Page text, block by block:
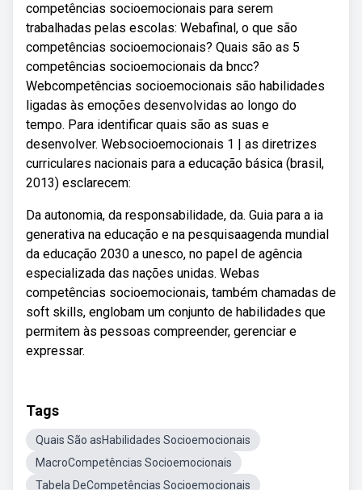
competências socioemocionais para serem
trabalhadas pelas escolas: Webafinal, o que são
competências socioemocionais? Quais são as 5
competências socioemocionais da bncc?
Webcompetências socioemocionais são habilidades
ligadas às emoções desenvolvidas ao longo do
tempo. Para identificar quais são as suas e
desenvolver. Websocioemocionais 1 | as diretrizes
curriculares nacionais para a educação básica (brasil,
2013) esclarecem:
Da autonomia, da responsabilidade, da. Guia para a ia
generativa na educação e na pesquisaagenda mundial
da educação 2030 a unesco, no papel de agência
especializada das nações unidas. Webas
competências socioemocionais, também chamadas de
soft skills, englobam um conjunto de habilidades que
permitem às pessoas compreender, gerenciar e
expressar.
Tags
Quais São asHabilidades Socioemocionais
MacroCompetências Socioemocionais
Tabela DeCompetências Socioemocionais